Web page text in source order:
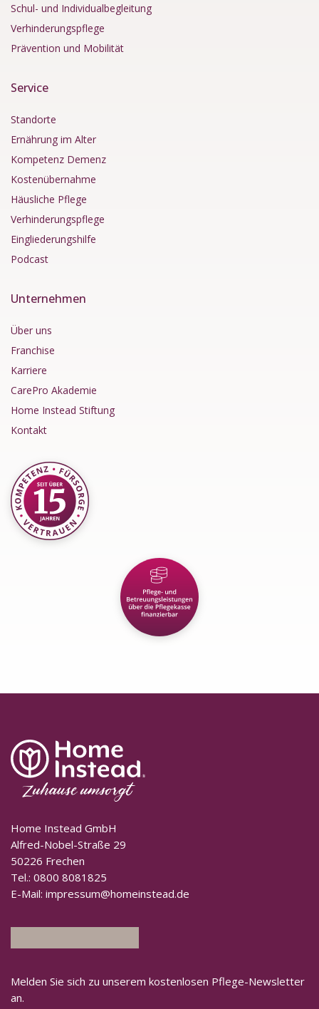
Schul- und Individualbegleitung
Verhinderungspflege
Prävention und Mobilität
Service
Standorte
Ernährung im Alter
Kompetenz Demenz
Kostenübernahme
Häusliche Pflege
Verhinderungspflege
Eingliederungshilfe
Podcast
Unternehmen
Über uns
Franchise
Karriere
CarePro Akademie
Home Instead Stiftung
Kontakt
Home Instead GmbH
Alfred-Nobel-Straße 29
50226 Frechen
Tel.: 0800 8081825
E-Mail: impressum@homeinstead.de
Melden Sie sich zu unserem kostenlosen Pflege-Newsletter
an.